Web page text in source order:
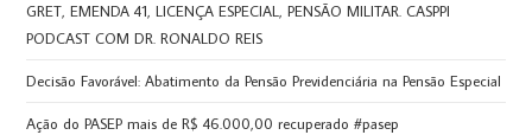
GRET, EMENDA 41, LICENÇA ESPECIAL, PENSÃO MILITAR. CASPPI
PODCAST COM DR. RONALDO REIS
Decisão Favorável: Abatimento da Pensão Previdenciária na Pensão Especial
Ação do PASEP mais de R$ 46.000,00 recuperado #pasep